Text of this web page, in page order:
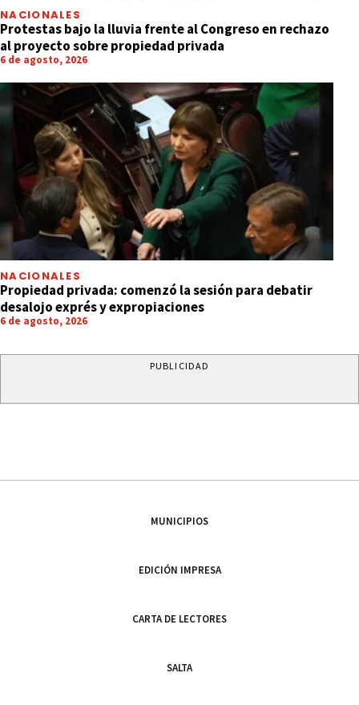
NACIONALES
Protestas bajo la lluvia frente al Congreso en rechazo
al proyecto sobre propiedad privada
6 de agosto, 2026
NACIONALES
Propiedad privada: comenzó la sesión para debatir
desalojo exprés y expropiaciones
6 de agosto, 2026
PUBLICIDAD
MUNICIPIOS
EDICIÓN IMPRESA
CARTA DE LECTORES
SALTA